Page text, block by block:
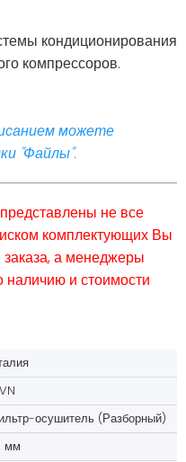
кондиционирования
компрессоров.
можете
"Файлы".
не все
комплектующих Вы
а менеджеры
наличию и стоимости
осушитель (Разборный)
мм